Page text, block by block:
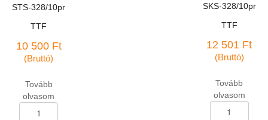
STS-328/10pr
TTF
10 500 Ft
(Bruttó)
Tovább
olvasom
SKS-328/10pr
TTF
12 501 Ft
(Bruttó)
Tovább
olvasom
abroncs